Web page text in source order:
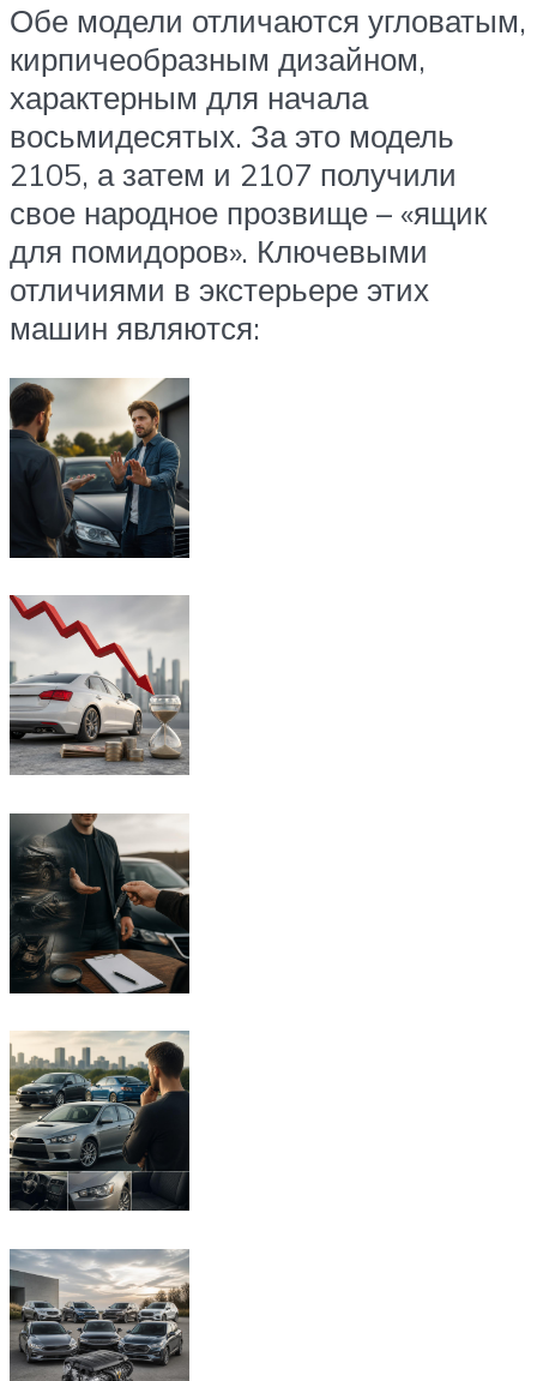
Обе модели отличаются угловатым,
кирпичеобразным дизайном,
характерным для начала
восьмидесятых. За это модель
2105, а затем и 2107 получили
свое народное прозвище – «ящик
для помидоров». Ключевыми
отличиями в экстерьере этих
машин являются: